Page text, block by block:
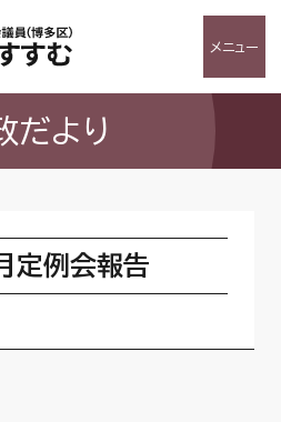
メニュー
だより
例会報告